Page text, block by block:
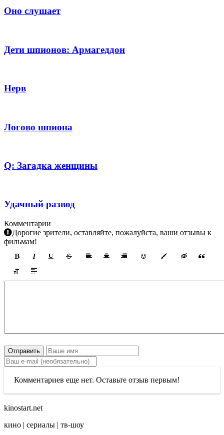
Оно слушает
Дети шпионов: Армагеддон
Нерв
Логово шпиона
Q: Загадка женщины
Удачный развод
Комментарии
Дорогие зрители, оставляйте, пожалуйста, ваши отзывы к
фильмам!
Отправить
Комментариев еще нет. Оставьте отзыв первым!
kinostart.net
кино | сериалы | тв-шоу